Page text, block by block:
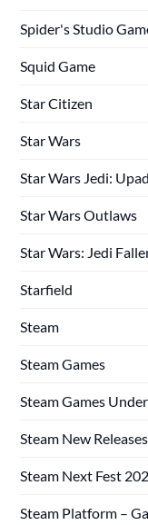
Spider's Studio
Squid Game
Star Citizen
Star Wars
Star Wars Jedi:
Star Wars Outlaws
Star Wars: Jedi
Starfield
Steam
Steam Games
Steam Games
Steam New Releases
Steam Next Fest
Steam Platform –